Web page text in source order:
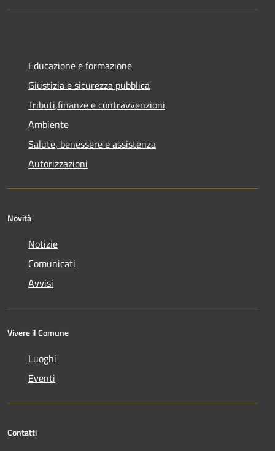
Educazione e formazione
Giustizia e sicurezza pubblica
Tributi,finanze e contravvenzioni
Ambiente
Salute, benessere e assistenza
Autorizzazioni
Novità
Notizie
Comunicati
Avvisi
Vivere il Comune
Luoghi
Eventi
Contatti